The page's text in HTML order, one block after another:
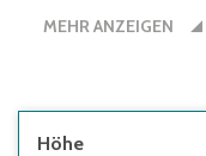
Produktion
MEHR ANZEIGEN
Höhe